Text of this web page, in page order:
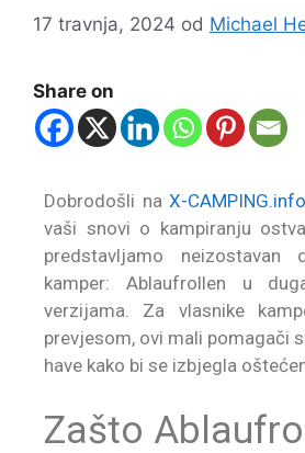
17 travnja, 2024 od Michael
Share on
Dobrodošli naX-CAMPING.info
vaši snovi o kampiranju
predstavljamo neizostavan
kamper: Ablaufrollen u
verzijama. Za vlasnike
prevjesom, ovi mali pomagači
have kako bi se izbjegla
Zašto